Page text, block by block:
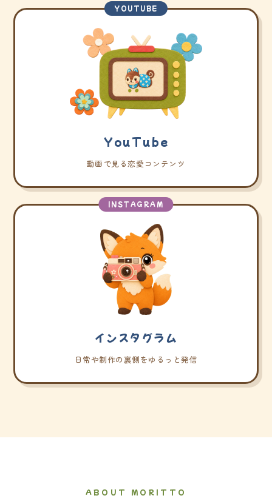
YOUTUBE
YouTube
動画で見る恋愛コンテンツ
INSTAGRAM
インスタグラム
日常や制作の裏側をゆるっと発信
ABOUT MORITTO